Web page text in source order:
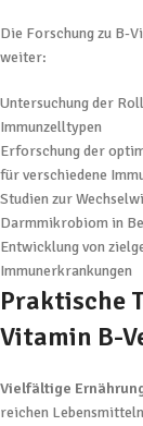
Die Forschung zu B-
weiter:
Untersuchung der
Immunzelltypen
Erforschung der
für verschiedene
Studien zur
Darmmikrobiom in
Entwicklung von
Immunerkrankungen
Praktische
Vitamin B-
Vielfältige
reichen